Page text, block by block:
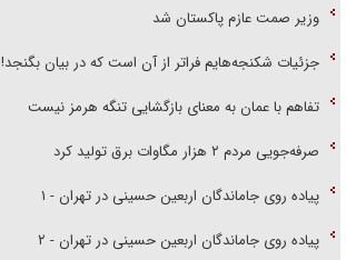
وزیر صمت عازم پاکستان شد
جزئیات شکنجه‌هایم فراتر از آن است که در بیان بگنجد!
تفاهم با عمان به معنای بازگشایی تنگه هرمز نیست
صرفه‌جویی مردم ۲ هزار مگاوات برق تولید کرد
پیاده روی جاماندگان اربعین حسینی در تهران - ۱
پیاده روی جاماندگان اربعین حسینی در تهران - ۲